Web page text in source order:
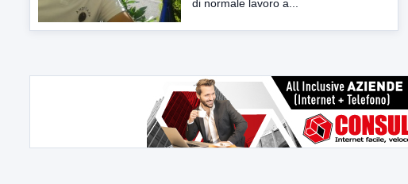
di normale lavoro a...